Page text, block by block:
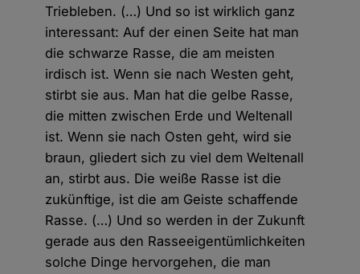
Triebleben. (…) Und so ist wirklich ganz
interessant: Auf der einen Seite hat man
die schwarze Rasse, die am meisten
irdisch ist. Wenn sie nach Westen geht,
stirbt sie aus. Man hat die gelbe Rasse,
die mitten zwischen Erde und Weltenall
ist. Wenn sie nach Osten geht, wird sie
braun, gliedert sich zu viel dem Weltenall
an, stirbt aus. Die weiße Rasse ist die
zukünftige, ist die am Geiste schaffende
Rasse. (…) Und so werden in der Zukunft
gerade aus den Rasseeigentümlichkeiten
solche Dinge hervorgehen, die man